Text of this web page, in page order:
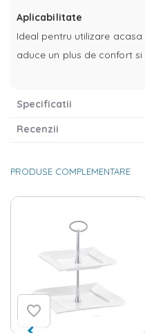
Aplicabilitate
Ideal pentru utilizare
aduce un plus de confort
Specificatii
Recenzii
PRODUSE COMPLEMENTARE